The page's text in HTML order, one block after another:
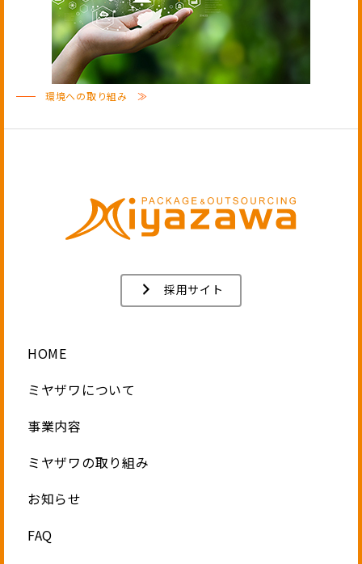
環境への取り組み≫
採用サイト
HOME
ミヤザワについて
事業内容
ミヤザワの取り組み
お知らせ
FAQ